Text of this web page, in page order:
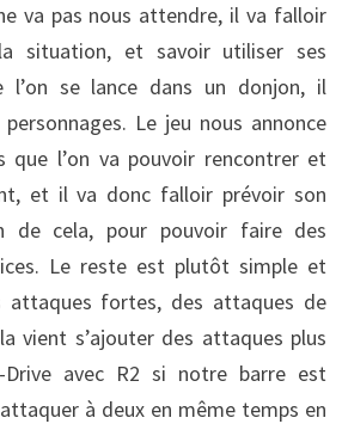
va pas nous attendre, il va falloir
situation, et savoir utiliser ses
l’on se lance dans un donjon, il
Le jeu nous annonce
que l’on va pouvoir rencontrer et
et il va donc falloir prévoir son
de cela, pour pouvoir faire des
Le reste est plutôt simple et
attaques fortes, des attaques de
vient s’ajouter des attaques plus
Drive avec R2 si notre barre est
à deux en même temps en